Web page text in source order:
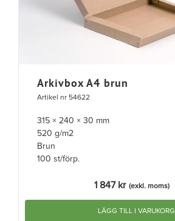
Arkivbox A4 brun
Artikel nr 54622
315 × 240 × 30 mm
520 g/m2
Brun
100 st/förp.
1 847 kr (exkl. moms)
LÄGG TILL I VARUKORG